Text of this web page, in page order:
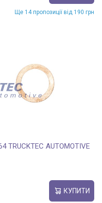
Ще 14 пропозиції від 190 грн
TRUCKTEC AUTOMOTIVE
КУПИТИ